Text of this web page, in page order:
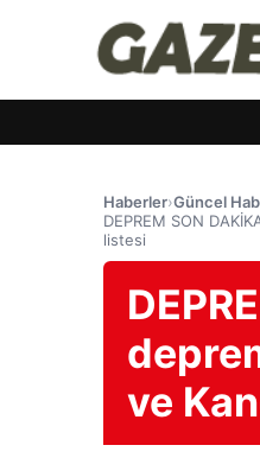
Haberler›Güncel
DEPREM SON
listesi
ve